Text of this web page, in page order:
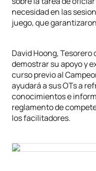
necesidad en las
juego, que
David Hoong, Tesorero
demostrar su apoyo y
curso previo al
ayudará a sus OTs a
conocimientos e
reglamento de
los facilitadores.